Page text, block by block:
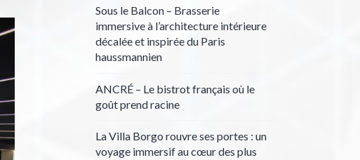
Sous le Balcon – Brasserie
immersive à l’architecture intérieure
décalée et inspirée du Paris
haussmannien
ANCRÉ – Le bistrot français où le
goût prend racine
La Villa Borgo rouvre ses portes : un
voyage immersif au cœur des plus